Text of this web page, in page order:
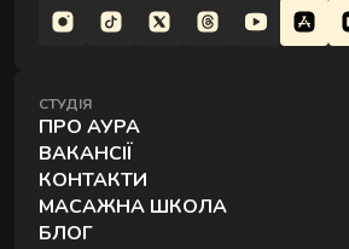
СТУДІЯ
ПРО АУРА
ВАКАНСІЇ
КОНТАКТИ
МАСАЖНА ШКОЛА
БЛОГ